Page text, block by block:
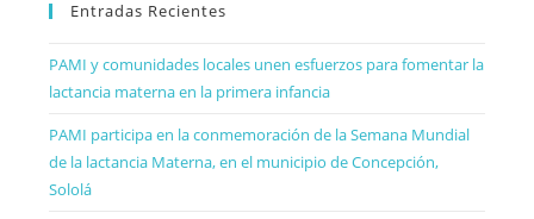
Entradas Recientes
PAMI y comunidades locales unen esfuerzos para fomentar la
lactancia materna en la primera infancia
PAMI participa en la conmemoración de la Semana Mundial
de la lactancia Materna, en el municipio de Concepción,
Sololá